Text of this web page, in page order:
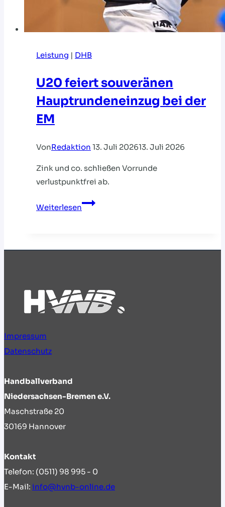
Leistung | DHB
U20 feiert souveränen
Hauptrundeneinzug bei der
EM
VonRedaktion 13. Juli 202613. Juli 2026
Zink und co. schließen Vorrunde
verlustpunktfrei ab.
Weiterlesen
U20
Impressum
Datenschutz
Handballverband
Niedersachsen-Bremen e.V.
Maschstraße 20
30169 Hannover
Kontakt
Telefon: (0511) 98 995 - 0
E-Mail: info@hvnb-online.de